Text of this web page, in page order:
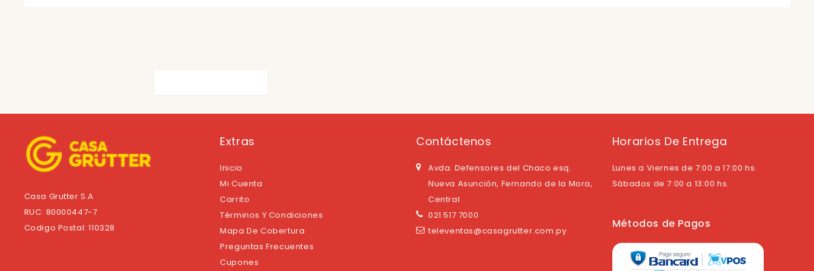
Casa Grutter S.A
RUC: 80000447-7
Codigo Postal: 110328
Extras
Inicio
Mi Cuenta
Carrito
Términos Y Condiciones
Mapa De Cobertura
Preguntas Frecuentes
Cupones
Contáctenos
Avda. Defensores del Chaco esq.
Nueva Asunción, Fernando de la Mora,
Central
021 517 7000
televentas@casagrutter.com.py
Horarios De Entrega
Lunes a Viernes de 7:00 a 17:00 hs.
Sábados de 7:00 a 13:00 hs.
Métodos de Pagos